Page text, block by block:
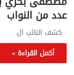
عدد من النواب
كشف النائب ال
أكمل القراءة »